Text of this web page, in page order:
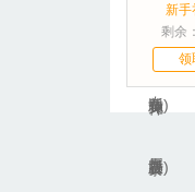
新手
剩余
领